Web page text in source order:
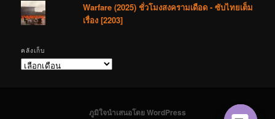
Warfare (2025) ชั่วโมงสงครามเดือด - ซับไทยเต็ม
เรื่อง [2203]
คลังเก็บ
คลัง
ภูมิใจนำเสนอโดย WordPress